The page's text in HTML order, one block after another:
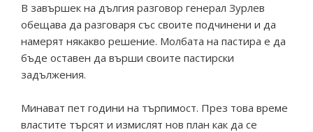
В завършек на дългия разговор генерал Зурлев
обещава да разговаря със своите подчинени и да
намерят някакво решение. Молбата на пастира е да
бъде оставен да върши своите пастирски
задължения.
Минават пет години на търпимост. През това време
властите търсят и измислят нов план как да се